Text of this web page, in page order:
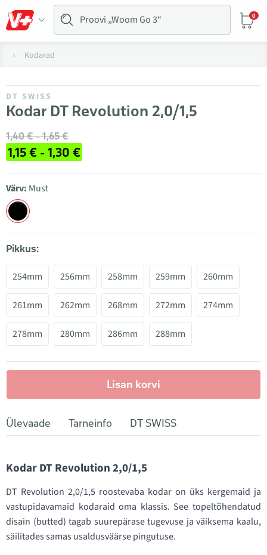
0
Kodarad
DT SWISS
Kodar DT Revolution 2,0/1,5
1,40 € - 1,65 €
1,15 € - 1,30 €
Värv: Must
Pikkus:
254mm 256mm 258mm 259mm 260mm
261mm 262mm 268mm 272mm 274mm
278mm 280mm 286mm 288mm
Lisan korvi
Ülevaade Tarneinfo DT SWISS
Kodar DT Revolution 2,0/1,5
DT Revolution 2,0/1,5 roostevaba kodar on üks kergemaid ja
vastupidavamaid kodaraid oma klassis. See topeltõhendatud
disain (butted) tagab suurepärase tugevuse ja väiksema kaalu,
säilitades samas usaldusväärse pingutuse.